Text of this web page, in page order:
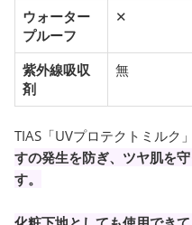
ウォーター
プルーフ
✕
紫外線吸収
剤
無
TIAS「UVプロテクトミルク」
すの発生を防ぎ、ツヤ肌を
す。